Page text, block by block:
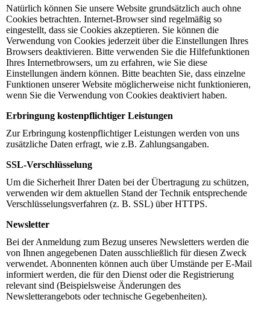
Natürlich können Sie unsere Website grundsätzlich auch ohne
Cookies betrachten. Internet-Browser sind regelmäßig so
eingestellt, dass sie Cookies akzeptieren. Sie können die
Verwendung von Cookies jederzeit über die Einstellungen Ihres
Browsers deaktivieren. Bitte verwenden Sie die Hilfefunktionen
Ihres Internetbrowsers, um zu erfahren, wie Sie diese
Einstellungen ändern können. Bitte beachten Sie, dass einzelne
Funktionen unserer Website möglicherweise nicht funktionieren,
wenn Sie die Verwendung von Cookies deaktiviert haben.
Erbringung kostenpflichtiger Leistungen
Zur Erbringung kostenpflichtiger Leistungen werden von uns
zusätzliche Daten erfragt, wie z.B. Zahlungsangaben.
SSL-Verschlüsselung
Um die Sicherheit Ihrer Daten bei der Übertragung zu schützen,
verwenden wir dem aktuellen Stand der Technik entsprechende
Verschlüsselungsverfahren (z. B. SSL) über HTTPS.
Newsletter
Bei der Anmeldung zum Bezug unseres Newsletters werden die
von Ihnen angegebenen Daten ausschließlich für diesen Zweck
verwendet. Abonnenten können auch über Umstände per E-Mail
informiert werden, die für den Dienst oder die Registrierung
relevant sind (Beispielsweise Änderungen des
Newsletterangebots oder technische Gegebenheiten).